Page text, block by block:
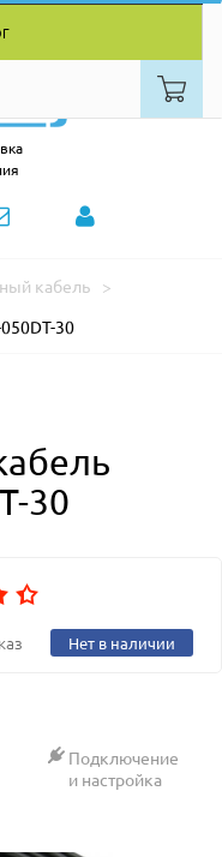
кабель
30
30
Нет в наличии
Подключение
и настройка